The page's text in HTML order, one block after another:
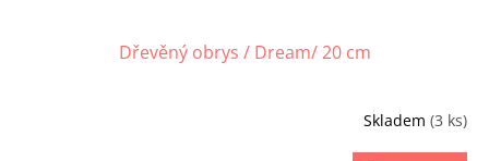
Dřevěný obrys / Dream/ 20 cm
Skladem (3 ks)